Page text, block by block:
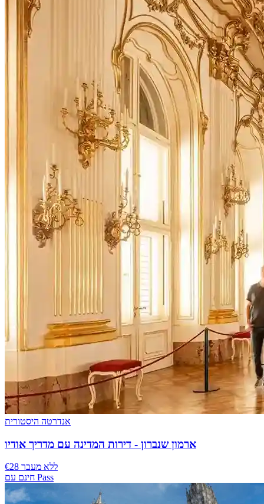
אנדרטה היסטורית
ארמון שנברון - דירות המדינה עם מדריך אודיו
€28 ללא מעבר
חינם עם Pass